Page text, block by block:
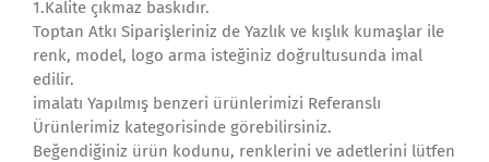
1.Kalite çıkmaz baskıdır.
Toptan Atkı Siparişleriniz de Yazlık ve kışlık kumaşlar ile
renk, model, logo arma isteğiniz doğrultusunda imal
edilir.
imalatı Yapılmış benzeri ürünlerimizi Referanslı
Ürünlerimiz kategorisinde görebilirsiniz.
Beğendiğiniz ürün kodunu, renklerini ve adetlerini lütfen